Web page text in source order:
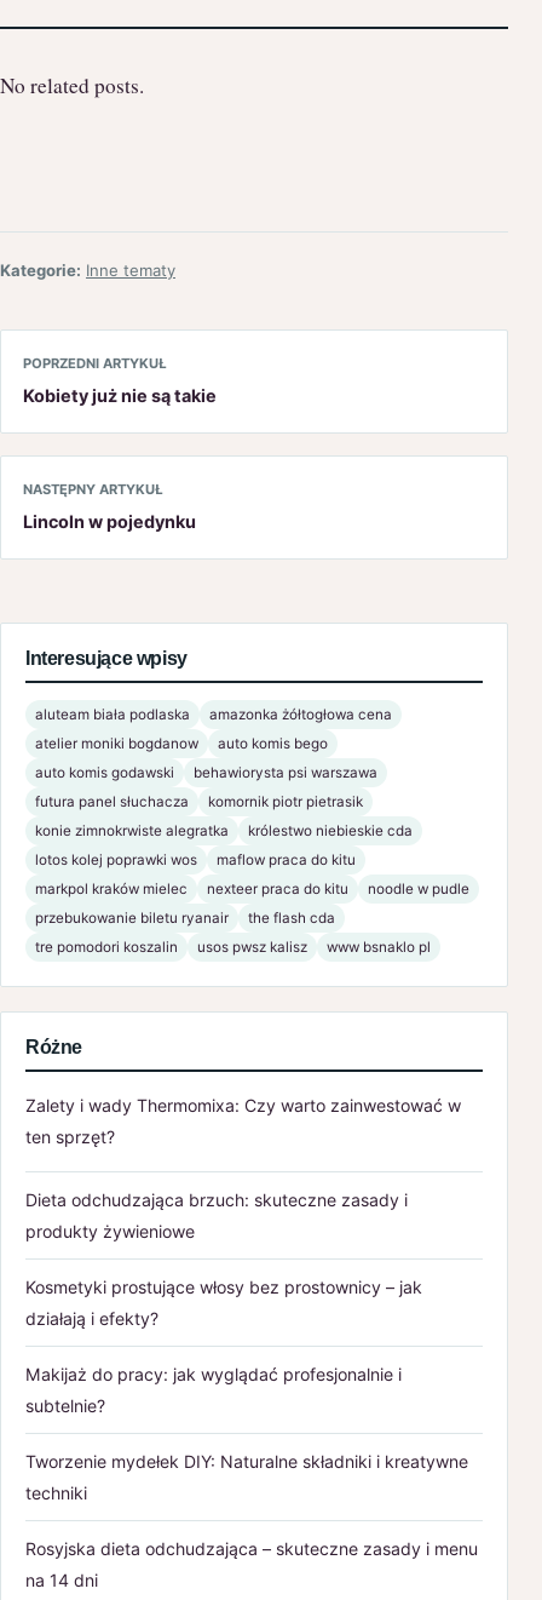
No related posts.
Kategorie: Inne tematy
POPRZEDNI ARTYKUŁ
Kobiety już nie są takie
NASTĘPNY ARTYKUŁ
Lincoln w pojedynku
Interesujące wpisy
aluteam biała podlaska
amazonka żółtogłowa cena
atelier moniki bogdanow
auto komis bego
auto komis godawski
behawiorysta psi warszawa
futura panel słuchacza
komornik piotr pietrasik
konie zimnokrwiste alegratka
królestwo niebieskie cda
lotos kolej poprawki wos
maflow praca do kitu
markpol kraków mielec
nexteer praca do kitu
noodle w pudle
przebukowanie biletu ryanair
the flash cda
tre pomodori koszalin
usos pwsz kalisz www bsnaklo pl
Różne
Zalety i wady Thermomixa: Czy warto zainwestować w
ten sprzęt?
Dieta odchudzająca brzuch: skuteczne zasady i
produkty żywieniowe
Kosmetyki prostujące włosy bez prostownicy – jak
działają i efekty?
Makijaż do pracy: jak wyglądać profesjonalnie i
subtelnie?
Tworzenie mydełek DIY: Naturalne składniki i kreatywne
techniki
Rosyjska dieta odchudzająca – skuteczne zasady i menu
na 14 dni